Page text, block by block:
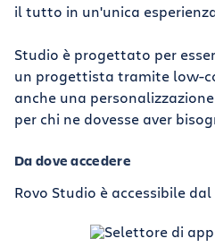
il tutto in un'unica
Studio è progettato per
un progettista tramite low-
anche una
per chi ne dovesse aver
Da dove accedere
Rovo Studio è accessibile